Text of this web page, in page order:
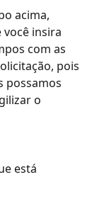
acima,
insira
com as
pois
possamos
o
está